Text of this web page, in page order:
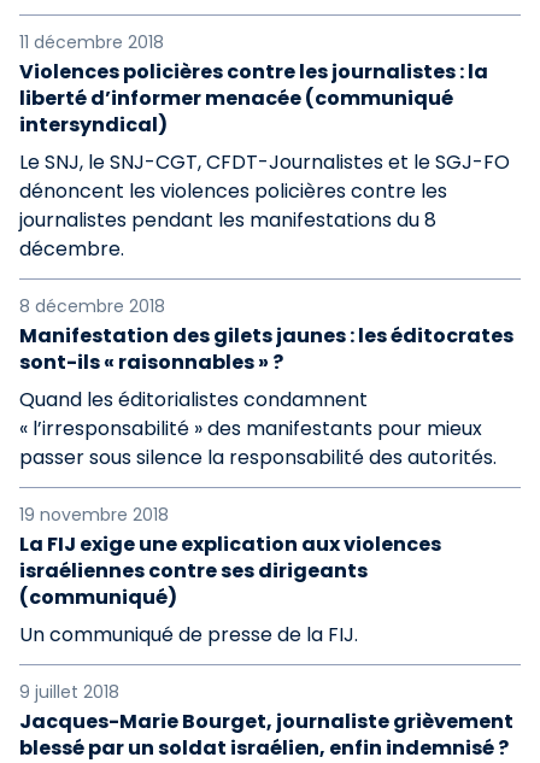
11 décembre 2018
Violences policières contre les journalistes : la
liberté d’informer menacée (communiqué
intersyndical)
Le SNJ, le SNJ-CGT, CFDT-Journalistes et le SGJ-FO
dénoncent les violences policières contre les
journalistes pendant les manifestations du 8
décembre.
8 décembre 2018
Manifestation des gilets jaunes : les éditocrates
sont-ils « raisonnables » ?
Quand les éditorialistes condamnent
« l’irresponsabilité » des manifestants pour mieux
passer sous silence la responsabilité des autorités.
19 novembre 2018
La FIJ exige une explication aux violences
israéliennes contre ses dirigeants
(communiqué)
Un communiqué de presse de la FIJ.
9 juillet 2018
Jacques-Marie Bourget, journaliste grièvement
blessé par un soldat israélien, enfin indemnisé ?